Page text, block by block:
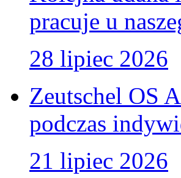
pracuje u
28 lipiec 2026
Zeutschel OS
podczas
21 lipiec 2026